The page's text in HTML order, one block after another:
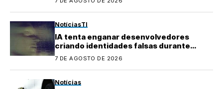
NotíciasTI
IA tenta enganar desenvolvedores
criando identidades falsas durante
testes
7 DE AGOSTO DE 2026
Notícias